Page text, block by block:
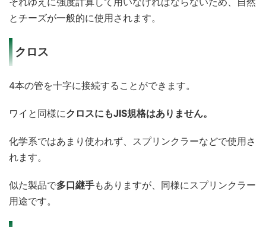
とチーズが一般的に使用されます。
クロス
4本の管を十字に接続することができます。
ワイと同様にクロスにもJIS規格はありません。
化学系ではあまり使われず、スプリンクラーなどで使用さ
れます。
似た製品で多口継手もありますが、同様にスプリンクラー
用途です。